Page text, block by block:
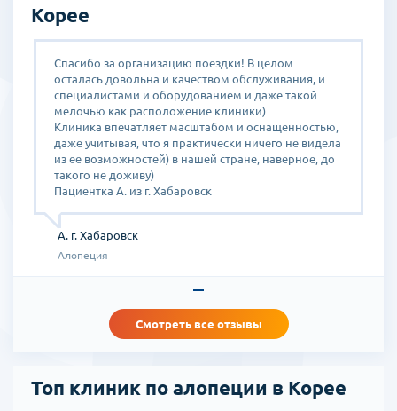
включены такие методы, как:
мезотерапия;
физиотерапевтические процедуры;
электрофорез;
ультрозвуковая терапия;
лечение аппаратами дарсонваль;
вакуумная терапия;
трансплантация волосяных луковиц.
Корее
Спасибо за организацию поездки! В целом
осталась довольна и качеством обслуживания, и
специалистами и оборудованием и даже такой
мелочью как расположение клиники)
Клиника впечатляет масштабом и оснащенностью,
даже учитывая, что я практически ничего не видела
из ее возможностей) в нашей стране, наверное, до
такого не доживу)
Пациентка А. из г. Хабаровск
А. г. Хабаровск
Алопеция
Смотреть все отзывы
Топ клиник по алопеции в Корее